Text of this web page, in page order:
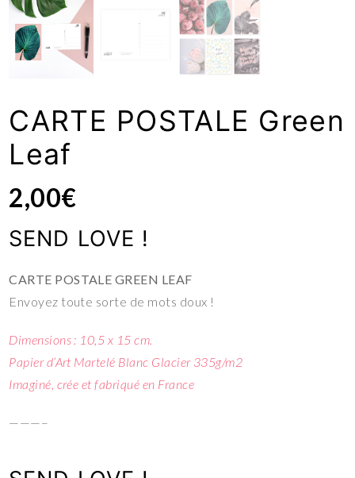
CARTE POSTALE Green
Leaf
2,00€
SEND LOVE !
CARTE POSTALE GREEN LEAF
Envoyez toute sorte de mots doux !
Dimensions : 10,5 x 15 cm.
Papier d’Art Martelé Blanc Glacier 335g/m2
Imaginé, crée et fabriqué en France
———–